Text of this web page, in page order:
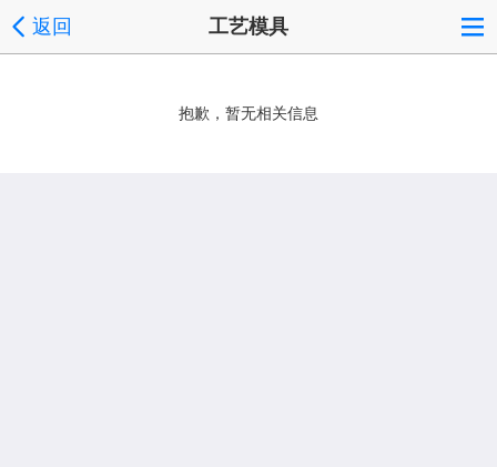
返回 工艺模具
抱歉，暂无相关信息